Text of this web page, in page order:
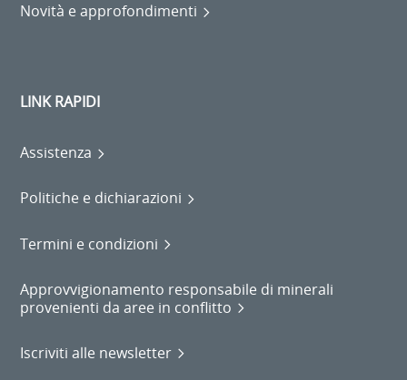
Novità e approfondimenti
LINK RAPIDI
Assistenza
Politiche e dichiarazioni
Termini e condizioni
Approvvigionamento responsabile di minerali
provenienti da aree in conflitto
Iscriviti alle newsletter